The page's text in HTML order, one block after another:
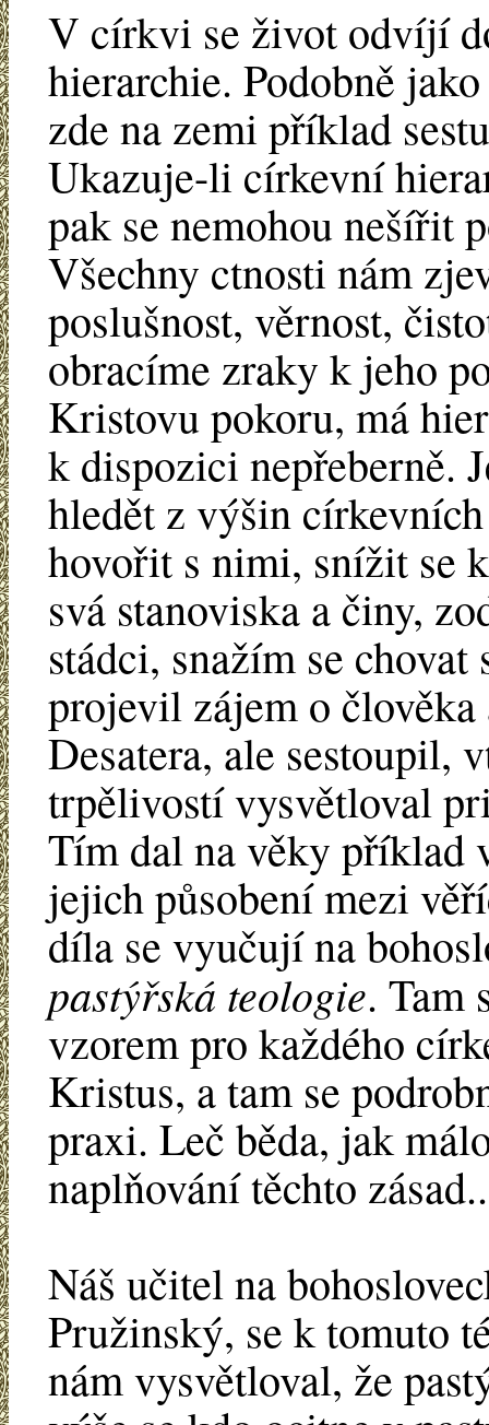
V církvi se život odvíjí
hierarchie. Podobně
zde na zemi příklad
Ukazuje-li církevní
pak se nemohou nešířit
Všechny ctnosti nám
poslušnost, věrnost,
obracíme zraky k jeho
Kristovu pokoru, má
k dispozici nepřeberně.
hledět z výšin
hovořit s nimi, snížit se
svá stanoviska a činy,
stádci, snažím se
projevil zájem o
Desatera, ale sestoupil,
trpělivostí vysvětloval
Tím dal na věky příklad
jejich působení mezi
díla se vyučují na
pastýřská teologie. Tam
vzorem pro každého
Kristus, a tam se
praxi. Leč běda, jak
naplňování těchto
Náš učitel na
Pružinský, se k tomuto
nám vysvětloval, že